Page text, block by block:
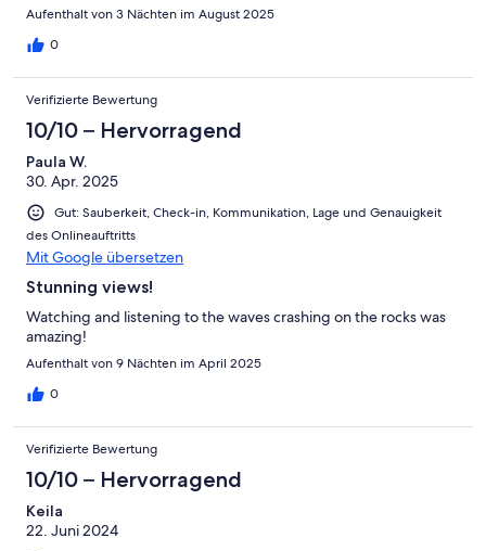
Aufenthalt von 3 Nächten im August 2025
0
Verifizierte Bewertung
10/10 – Hervorragend
Paula W.
30. Apr. 2025
Gut: Sauberkeit, Check-in, Kommunikation, Lage und Genauigkeit
des Onlineauftritts
Mit Google übersetzen
Stunning views!
Watching and listening to the waves crashing on the rocks was
amazing!
Aufenthalt von 9 Nächten im April 2025
0
Verifizierte Bewertung
10/10 – Hervorragend
Keila
22. Juni 2024